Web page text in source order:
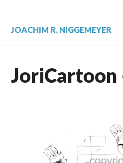
JOACHIM R. NIGGEMEYER